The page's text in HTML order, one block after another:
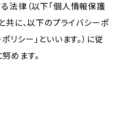
法律（以下「個人情報保護
共に、以下のプライバシーポ
リシー」といいます。）に従
めます。